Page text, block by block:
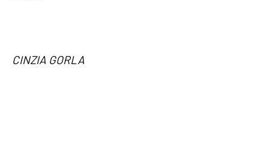
CINZIA GORLA